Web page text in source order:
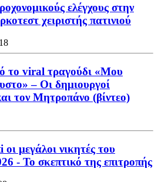
ελέγχους στην
χειριστής πατινιού
το viral τραγούδι «Μου
– Οι δημιουργοί
τον Μητροπάνο (βίντεο)
μεγάλοι νικητές του
- Το σκεπτικό της επιτροπής